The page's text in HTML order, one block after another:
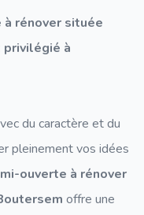
à rénover située
privilégié à
du caractère et du
pleinement vos idées
ouverte à rénover
offre une